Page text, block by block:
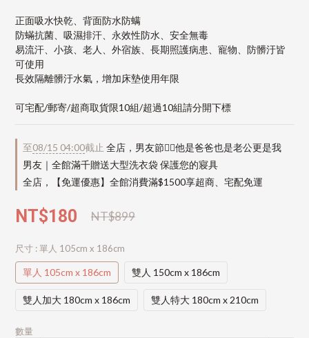
正面吸水快乾、背面防水防螨
防蟎抗菌、吸濕排汗、永效性防水、安全無毒
易流汗、小孩、老人、外宿族、長期照護病患、寵物、防髒汙皆
可使用
長效隔離髒汙水氣，增加床墊使用年限
可宅配/郵寄/超商取貨限10組/超過10組請分開下標
至08/15 04:00截止 全店，男友節👱‍♂️他是爸爸也是老公更是我
男友｜全館滿千贈送大型洗衣袋 保護您的寢具
全店，【免運優惠】全館消費滿$1500享超商、宅配免運
NT$899
NT$180
尺寸 : 單人 105cm x 186cm
單人 105cm x 186cm 雙人 150cm x 186cm
雙人加大 180cm x 186cm 雙人特大 180cm x 210cm
數量